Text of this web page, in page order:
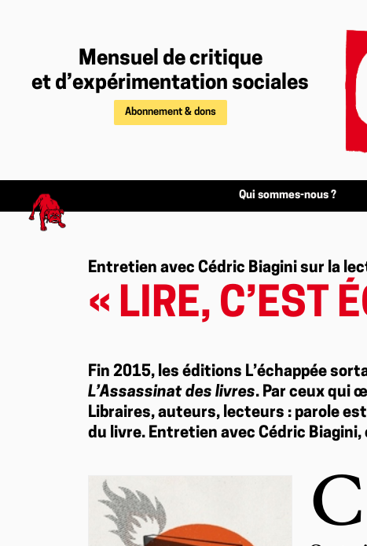
Mensuel de critique
et d’expérimentation sociales
Abonnement & dons
Qui sommes-nous ?
Entretien avec Cédric Biagini sur la
« LIRE, C’EST
Fin 2015, les éditions L’échappée
L’Assassinat des livres. Par ceux qui
Libraires, auteurs, lecteurs : parole
du livre. Entretien avec Cédric Biagini,
C